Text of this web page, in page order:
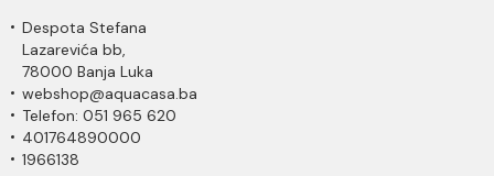
Despota Stefana
Lazarevića bb,
78000 Banja Luka
webshop@aquacasa.ba
Telefon: 051 965 620
401764890000
1966138